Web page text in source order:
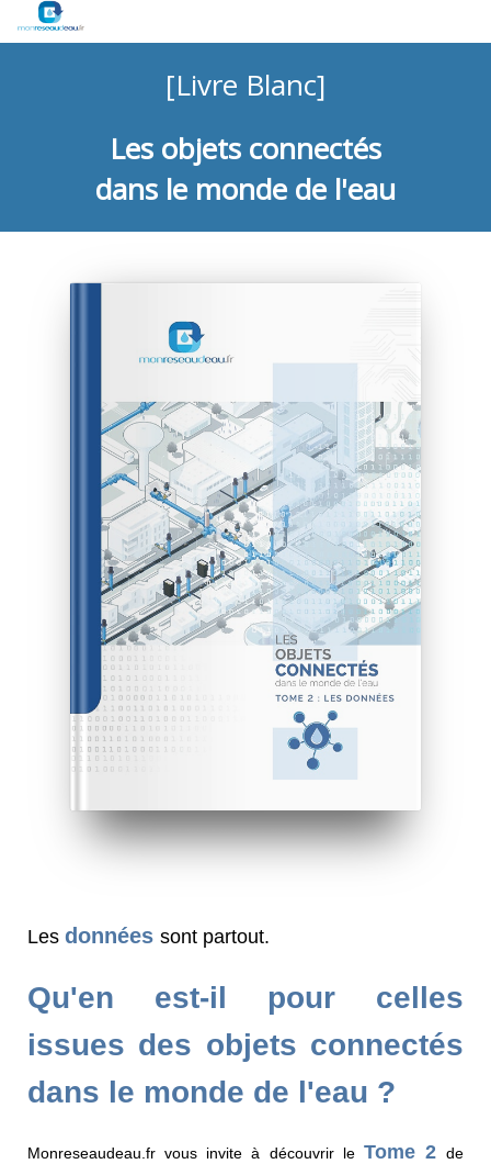
[Livre Blanc]
Les objets connectés
dans le monde de l'eau
Les données sont partout.
Qu'en est-il pour celles
issues des objets connectés
dans le monde de l'eau ?
Monreseaudeau.fr vous invite à découvrir le Tome 2 de